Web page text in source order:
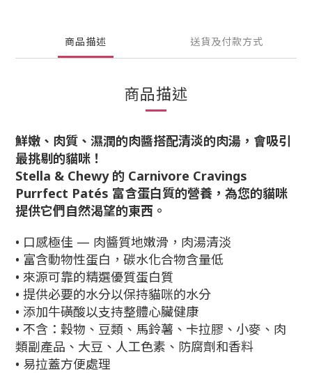
商品描述 送貨及付款方式
商品描述
鮮嫩、肉質、濕潤的肉醬搭配清淡的肉湯，會吸引
最挑剔的貓咪！
Stella & Chewy 的 Carnivore Cravings
Purrfect Patés 富含蛋白質的營養，為您的貓咪
提供它們自然渴望的東西。
• 口感極佳 — 肉醬質地嫩滑，肉湯清淡
• 富含動物性蛋白，碳水化合物含量低
• 來源可靠的精選優質蛋白質
• 提供必要的水分以保持貓咪的水分
• 添加牛磺酸以支持整體心臟健康
• 不含：穀物、豆類、馬鈴薯、卡拉膠、小麥、肉
類副產品、大豆、人工色素、防腐劑和香料
• 易拉蓋方便處理